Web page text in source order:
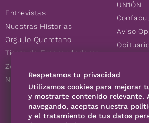
Entrevistas
Nuestras Historias
Orgullo Queretano
Tierra de Emprendedores
Zoociales
Nuevos Queretanos
UN1ÓN
Aviso
Consultas
Respetamos tu privacidad
Utilizamos cookies para mejorar
y mostrarte contenido relevante.
navegando, aceptas nuestra
y el tratamiento de tus datos